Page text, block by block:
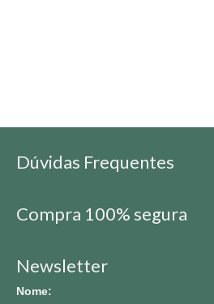
Dúvidas Frequentes
Compra 100% segura
Newsletter
Nome: